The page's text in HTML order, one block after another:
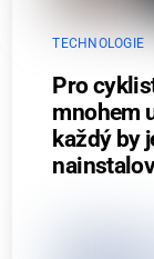
TECHNOLOGIE
Pro
mnohem
každý by